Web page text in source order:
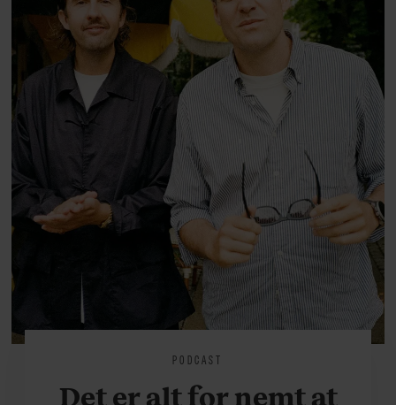
PODCAST
Det er alt for nemt at